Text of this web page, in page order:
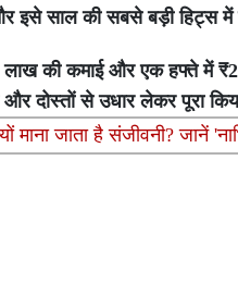
इसे साल की सबसे बड़ी हिट्स में
की कमाई और एक हफ्ते में
दोस्तों से उधार लेकर पूरा
माना जाता है संजीवनी? जानें